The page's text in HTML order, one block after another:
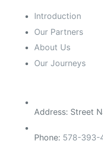
Introduction
Our Partners
About Us
Our Journeys
Address: Street
Phone: 578-393-